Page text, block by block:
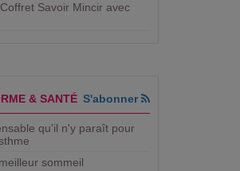
Savoir Mincir avec
& SANTÉ S'abonner
qu'il n'y paraît pour
sommeil